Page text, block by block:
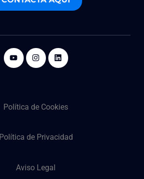
Política de Cookies
Política de Privacidad
Aviso Legal